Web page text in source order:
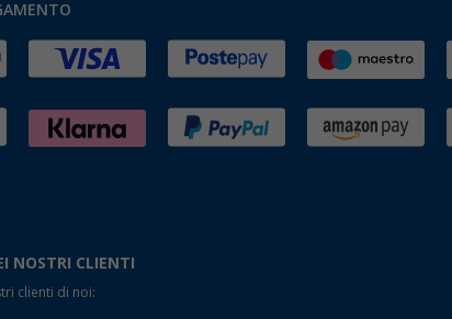
NOSTRI CLIENTI
clienti di noi: